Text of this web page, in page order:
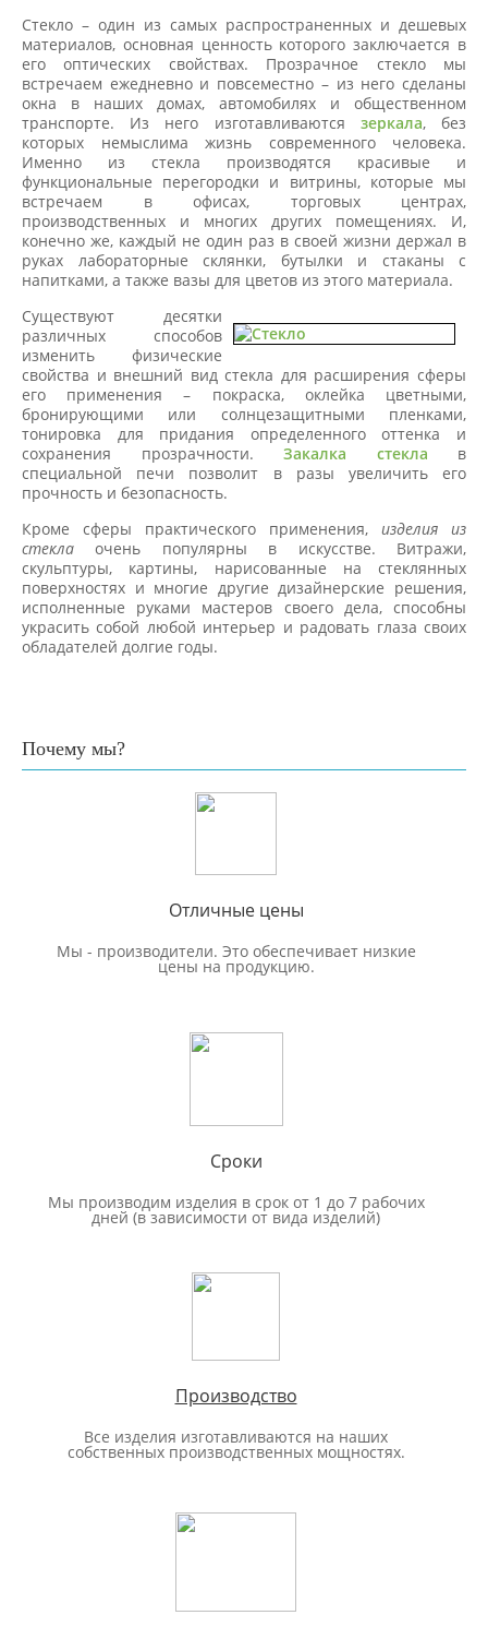
Стекло – один из самых распространенных и дешевых
материалов, основная ценность которого заключается в
его оптических свойствах. Прозрачное стекло мы
встречаем ежедневно и повсеместно – из него сделаны
окна в наших домах, автомобилях и общественном
транспорте. Из него изготавливаются зеркала, без
которых немыслима жизнь современного человека.
Именно из стекла производятся красивые и
функциональные перегородки и витрины, которые мы
встречаем в офисах, торговых центрах,
производственных и многих других помещениях. И,
конечно же, каждый не один раз в своей жизни держал в
руках лабораторные склянки, бутылки и стаканы с
напитками, а также вазы для цветов из этого материала.
Существуют десятки
различных способов
изменить физические
свойства и внешний вид стекла для расширения сферы
его применения – покраска, оклейка цветными,
бронирующими или солнцезащитными пленками,
тонировка для придания определенного оттенка и
сохранения прозрачности. Закалка стекла в
специальной печи позволит в разы увеличить его
прочность и безопасность.
Кроме сферы практического применения, изделия из
стекла очень популярны в искусстве. Витражи,
скульптуры, картины, нарисованные на стеклянных
поверхностях и многие другие дизайнерские решения,
исполненные руками мастеров своего дела, способны
украсить собой любой интерьер и радовать глаза своих
обладателей долгие годы.
Почему мы?
Отличные цены
Мы - производители. Это обеспечивает низкие
цены на продукцию.
Сроки
Мы производим изделия в срок от 1 до 7 рабочих
дней (в зависимости от вида изделий)
Производство
Все изделия изготавливаются на наших
собственных производственных мощностях.